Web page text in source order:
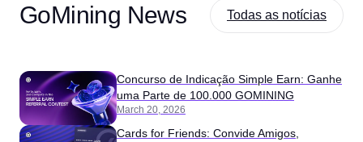
GoMining News Todas as notícias
Concurso de Indicação Simple Earn: Ganhe
uma Parte de 100.000 GOMINING
March 20, 2026
Cards for Friends: Convide Amigos,